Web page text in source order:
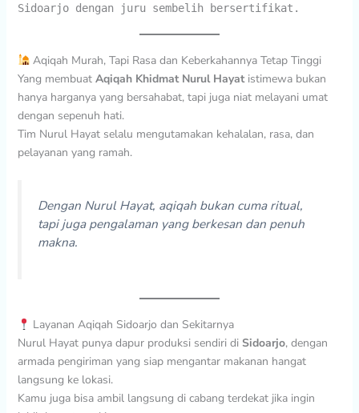
Sidoarjo dengan juru sembelih bersertifikat.
Aqiqah Murah, Tapi Rasa dan Keberkahannya Tetap Tinggi
Yang membuat Aqiqah Khidmat Nurul Hayatistimewa bukan
hanya harganya yang bersahabat, tapi juga niat melayani umat
dengan sepenuh hati.
Tim Nurul Hayat selalu mengutamakan kehalalan, rasa, dan
pelayanan yang ramah.
Dengan Nurul Hayat, aqiqah bukan cuma ritual,
tapi juga pengalaman yang berkesan dan penuh
makna.
Layanan Aqiqah Sidoarjo dan Sekitarnya
Nurul Hayat punya dapur produksi sendiri di Sidoarjo, dengan
armada pengiriman yang siap mengantar makanan hangat
langsung ke lokasi.
Kamu juga bisa ambil langsung di cabang terdekat jika ingin